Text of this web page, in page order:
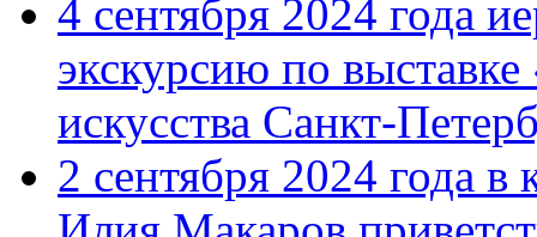
4 сентября 2024 года
экскурсию по
искусства Санкт-
2 сентября 2024 года